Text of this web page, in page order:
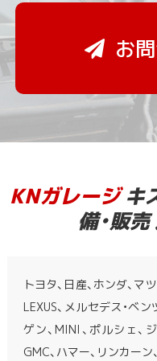
お
KNガレージキ
備・販
トヨタ、日産、ホンダ、マ
LEXUS、メルセデス・ベ
ゲン、MINI、ポルシェ、
GMC、ハマー、リンカー